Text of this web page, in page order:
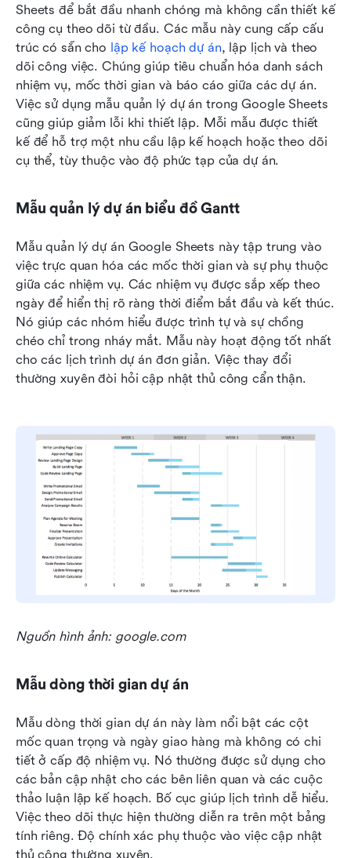
Sheets để bắt đầu nhanh chóng mà không cần thiết kế
công cụ theo dõi từ đầu. Các mẫu này cung cấp cấu
trúc có sẵn cho lập kế hoạch dự án, lập lịch và theo
dõi công việc. Chúng giúp tiêu chuẩn hóa danh sách
nhiệm vụ, mốc thời gian và báo cáo giữa các dự án.
Việc sử dụng mẫu quản lý dự án trong Google Sheets
cũng giúp giảm lỗi khi thiết lập. Mỗi mẫu được thiết
kế để hỗ trợ một nhu cầu lập kế hoạch hoặc theo dõi
cụ thể, tùy thuộc vào độ phức tạp của dự án.
Mẫu quản lý dự án biểu đồ Gantt
Mẫu quản lý dự án Google Sheets này tập trung vào
việc trực quan hóa các mốc thời gian và sự phụ thuộc
giữa các nhiệm vụ. Các nhiệm vụ được sắp xếp theo
ngày để hiển thị rõ ràng thời điểm bắt đầu và kết thúc.
Nó giúp các nhóm hiểu được trình tự và sự chồng
chéo chỉ trong nháy mắt. Mẫu này hoạt động tốt nhất
cho các lịch trình dự án đơn giản. Việc thay đổi
thường xuyên đòi hỏi cập nhật thủ công cẩn thận.
Nguồn hình ảnh: google.com
Mẫu dòng thời gian dự án
Mẫu dòng thời gian dự án này làm nổi bật các cột
mốc quan trọng và ngày giao hàng mà không có chi
tiết ở cấp độ nhiệm vụ. Nó thường được sử dụng cho
các bản cập nhật cho các bên liên quan và các cuộc
thảo luận lập kế hoạch. Bố cục giúp lịch trình dễ hiểu.
Việc theo dõi thực hiện thường diễn ra trên một bảng
tính riêng. Độ chính xác phụ thuộc vào việc cập nhật
thủ công thường xuyên.